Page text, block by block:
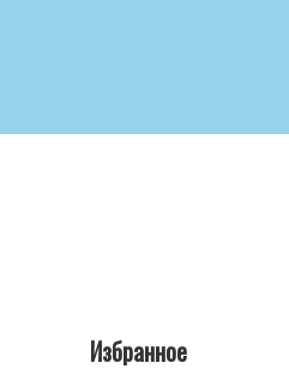
Избранное